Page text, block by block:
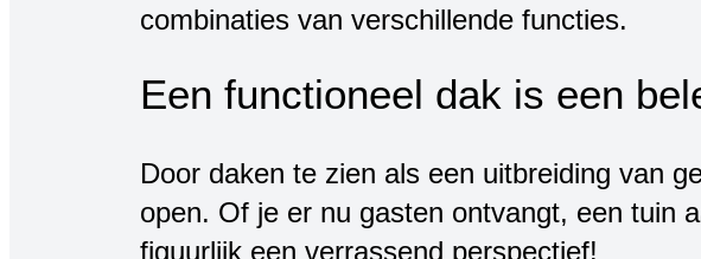
combinaties van verschillende functies.
Een functioneel dak is een
Door daken te zien als een uitbreiding van
open. Of je er nu gasten ontvangt, een tuin
figuurlijk een verrassend perspectief!